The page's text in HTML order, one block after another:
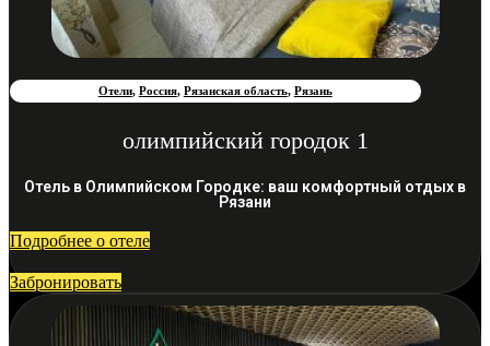
Отели, Россия, Рязанская область, Рязань
олимпийский городок 1
Отель в Олимпийском Городке: ваш комфортный отдых в
Рязани
Подробнее о отеле
Забронировать